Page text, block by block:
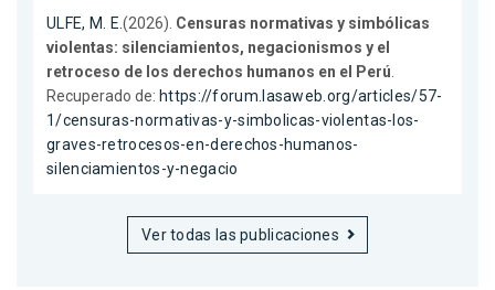
ULFE, M. E.(2026). Censuras normativas y simbólicas
violentas: silenciamientos, negacionismos y el
retroceso de los derechos humanos en el Perú
Recuperado de: https://forum.lasaweb.org/articles/57-
1/censuras-normativas-y-simbolicas-violentas-los-
graves-retrocesos-en-derechos-humanos-
silenciamientos-y-negacio
Ver todas las publicaciones